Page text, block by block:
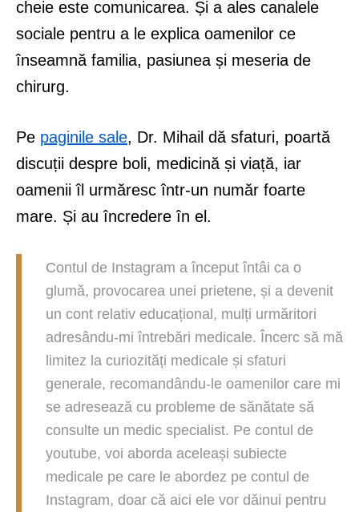
cheie este comunicarea. Și a ales canalele
sociale pentru a le explica oamenilor ce
înseamnă familia, pasiunea și meseria de
chirurg.
Pe paginile sale, Dr. Mihail dă sfaturi, poartă
discuții despre boli, medicină și viață, iar
oamenii îl urmăresc într-un număr foarte
mare. Și au încredere în el.
Contul de Instagram a început întâi ca o
glumă, provocarea unei prietene, și a devenit
un cont relativ educațional, mulți urmăritori
adresându-mi întrebări medicale. Încerc să mă
limitez la curiozități medicale și sfaturi
generale, recomandându-le oamenilor care mi
se adresează cu probleme de sănătate să
consulte un medic specialist. Pe contul de
youtube, voi aborda aceleași subiecte
medicale pe care le abordez pe contul de
Instagram, doar că aici ele vor dăinui pentru